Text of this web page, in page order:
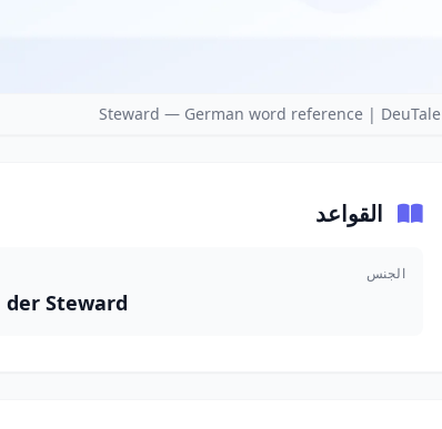
Steward — German word reference | DeuTale
القواعد
الجنس
der Steward